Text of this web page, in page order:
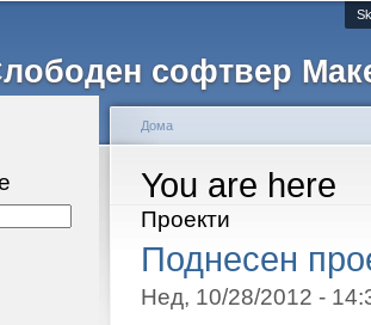
софтвер
You are here
Дома
Проекти
Поднесен
Нед, 10/28/2012 -